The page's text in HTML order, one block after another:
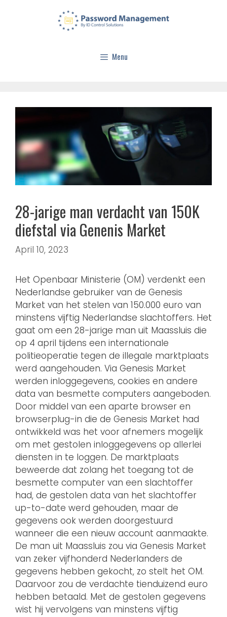
Menu
28-jarige man verdacht van 150K
diefstal via Genenis Market
April 10, 2023
Het Openbaar Ministerie (OM) verdenkt een
Nederlandse gebruiker van de Genesis
Market van het stelen van 150.000 euro van
minstens vijftig Nederlandse slachtoffers. Het
gaat om een 28-jarige man uit Maassluis die
op 4 april tijdens een internationale
politieoperatie tegen de illegale marktplaats
werd aangehouden. Via Genesis Market
werden inloggegevens, cookies en andere
data van besmette computers aangeboden.
Door middel van een aparte browser en
browserplug-in die de Genesis Market had
ontwikkeld was het voor afnemers mogelijk
om met gestolen inloggegevens op allerlei
diensten in te loggen. De marktplaats
beweerde dat zolang het toegang tot de
besmette computer van een slachtoffer
had, de gestolen data van het slachtoffer
up-to-date werd gehouden, maar de
gegevens ook werden doorgestuurd
wanneer die een nieuw account aanmaakte.
De man uit Maassluis zou via Genesis Market
van zeker vijfhonderd Nederlanders de
gegevens hebben gekocht, zo stelt het OM.
Daarvoor zou de verdachte tienduizend euro
hebben betaald. Met de gestolen gegevens
wist hij vervolgens van minstens vijftig